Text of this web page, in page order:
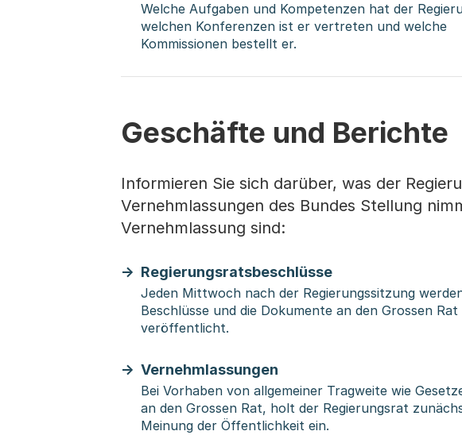
Welche Aufgaben und Kompetenzen hat der
welchen Konferenzen ist er vertreten und welche
Kommissionen bestellt er.
Geschäfte und Berichte
Informieren Sie sich darüber, was der
Vernehmlassungen des Bundes Stellung
Vernehmlassung sind:
Regierungsratsbeschlüsse
Jeden Mittwoch nach der Regierungssitzung
Beschlüsse und die Dokumente an den Grossen Rat
veröffentlicht.
Vernehmlassungen
Bei Vorhaben von allgemeiner Tragweite wie
an den Grossen Rat, holt der Regierungsrat
Meinung der Öffentlichkeit ein.